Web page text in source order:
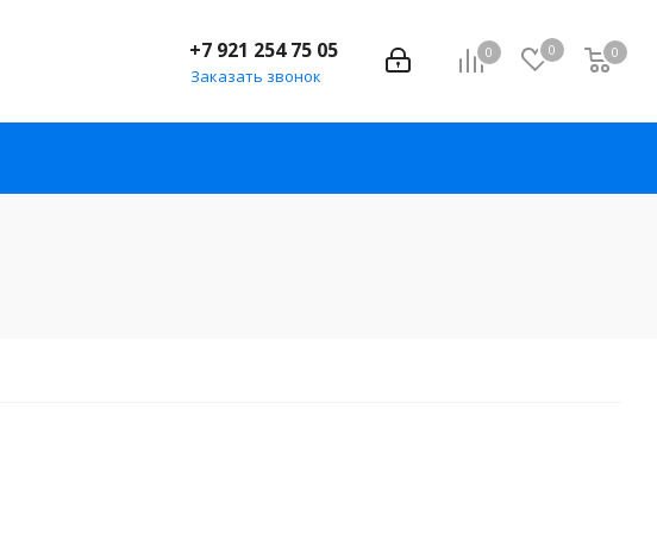
0 0 0
+7 921 254 75 05
Заказать звонок